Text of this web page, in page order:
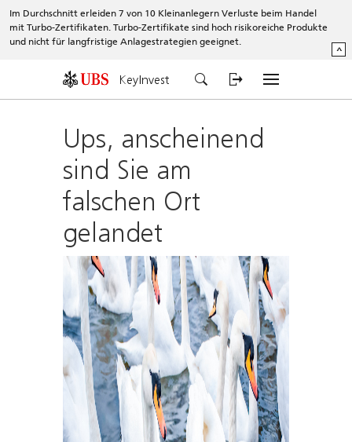
Im Durchschnitt erleiden 7 von 10 Kleinanlegern Verluste beim Handel
mit Turbo-Zertifikaten. Turbo-Zertifikate sind hoch risikoreiche Produkte
und nicht für langfristige Anlagestrategien geeignet.
^
KeyInvest
Ups, anscheinend
sind Sie am
falschen Ort
gelandet